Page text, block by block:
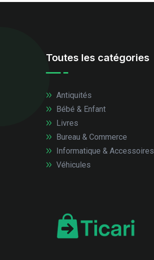
Toutes les catégories
Antiquités
Bébé & Enfant
Livres
Bureau & Commerce
Informatique & Accessoires
Véhicules